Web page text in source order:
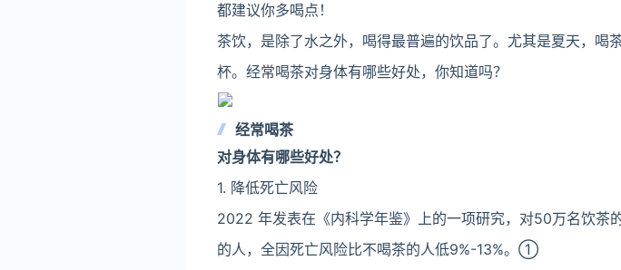
都建议你多喝点！
茶饮，是除了水之外，喝得最普遍的饮品了。尤其是夏天，喝
杯。经常喝茶对身体有哪些好处，你知道吗？
经常喝茶
对身体有哪些好处？
1. 降低死亡风险
2022 年发表在《内科学年鉴》上的一项研究，对50万名饮茶
的人，全因死亡风险比不喝茶的人低9%-13%。①